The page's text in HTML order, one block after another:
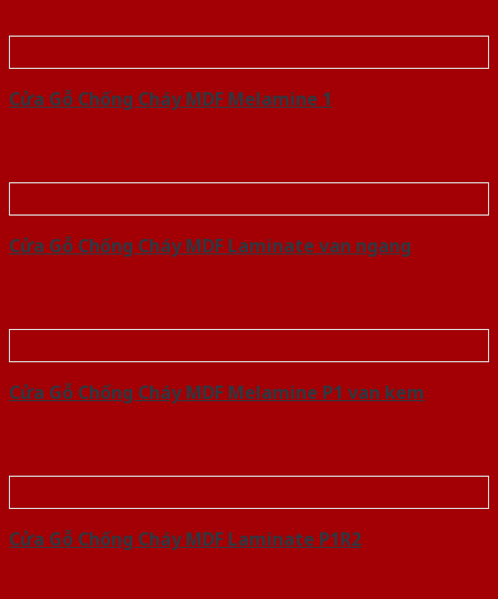
Cửa Gỗ Chống Cháy MDF Melamine 1
Cửa Gỗ Chống Cháy MDF Laminate van ngang
Cửa Gỗ Chống Cháy MDF Melamine P1 van kem
Cửa Gỗ Chống Cháy MDF Laminate P1R2